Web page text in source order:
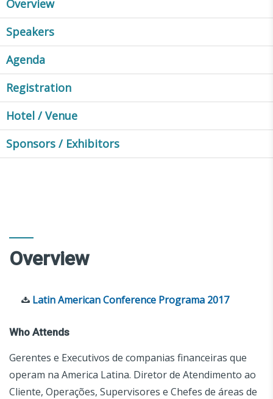
Overview
Speakers
Agenda
Registration
Hotel / Venue
Sponsors / Exhibitors
Overview
Latin American Conference Programa 2017
Who Attends
Gerentes e Executivos de companias financeiras que
operam na America Latina. Diretor de Atendimento ao
Cliente, Operações, Supervisores e Chefes de áreas de